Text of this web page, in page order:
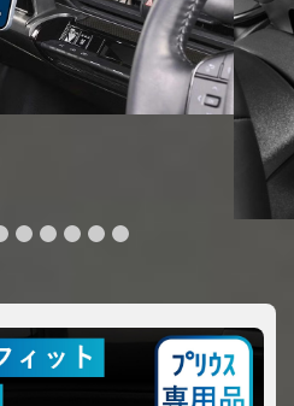
4 5 6 7 8